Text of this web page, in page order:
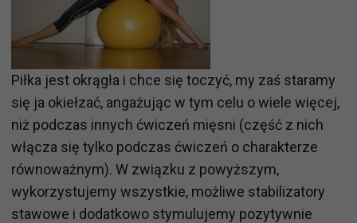
Piłka jest okrągła i chce się toczyć, my zaś staramy
się ja okiełzać, angażując w tym celu o wiele więcej,
niż podczas innych ćwiczeń mięsni (część z nich
włącza się tylko podczas ćwiczeń o charakterze
równoważnym). W związku z powyższym,
wykorzystujemy wszystkie, możliwe stabilizatory
stawowe i dodatkowo stymulujemy pozytywnie